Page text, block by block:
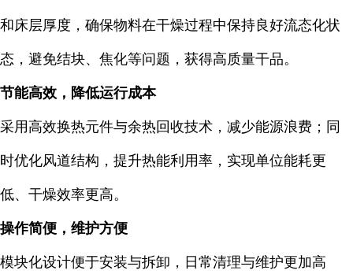
和床层厚度，确保物料在干燥过程中保持良好流态化状
态，避免结块、焦化等问题，获得高质量干品。
节能高效，降低运行成本
采用高效换热元件与余热回收技术，减少能源浪费；同
时优化风道结构，提升热能利用率，实现单位能耗更
低、干燥效率更高。
操作简便，维护方便
模块化设计便于安装与拆卸，日常清理与维护更加高